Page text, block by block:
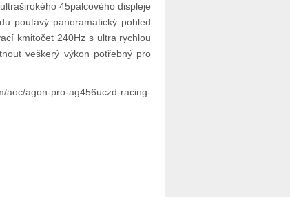
45palcového displeje
poutavý panoramatický pohled
kmitočet 240Hz s ultra rychlou
veškerý výkon potřebný pro
aoc/agon-pro-ag456uczd-racing-